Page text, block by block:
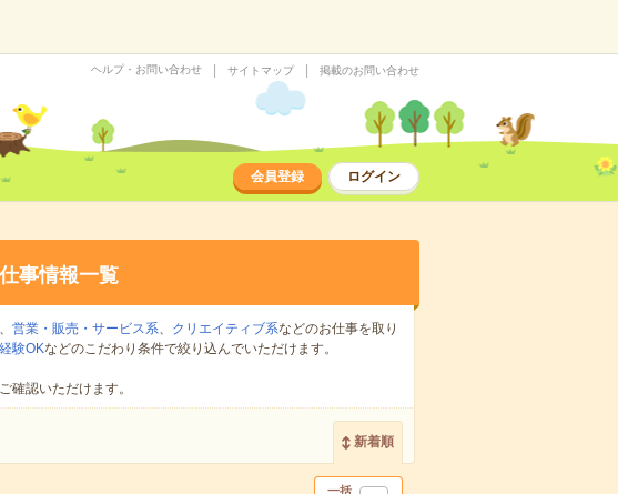
ヘルプ・お問い合わせ サイトマップ 掲載のお問い合わせ
会員登録 ログイン
事情報一覧
営業・販売・サービス系、 クリエイティブ系などのお仕事を取り
験OKなどのこだわり条件で絞り込んでいただけます。
確認いただけます。
新着順
一括